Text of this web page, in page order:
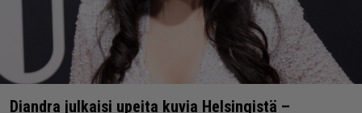
Diandra julkaisi upeita kuvia Helsingistä –